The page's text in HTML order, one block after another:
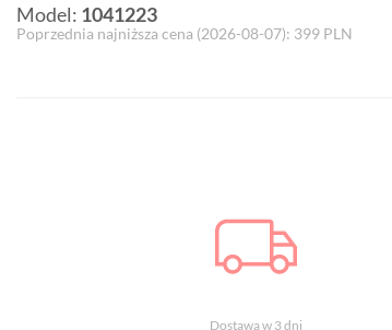
Model: 1041223
Poprzednia najniższa cena (2026-08-07): 399 PLN
Dostawa w 3 dni